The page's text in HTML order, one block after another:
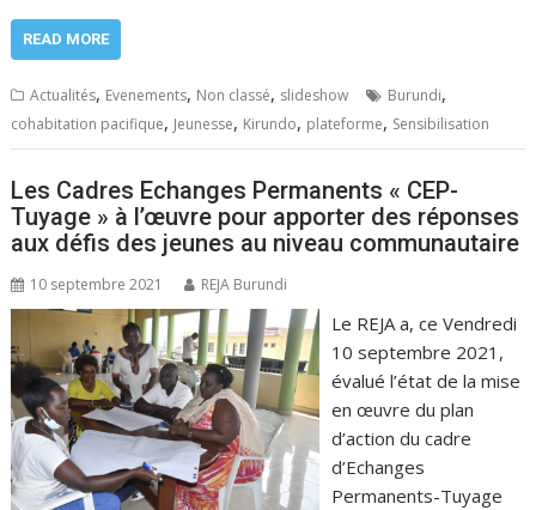
READ MORE
Actualités, Evenements, Non classé, slideshow Burundi,
cohabitation pacifique, Jeunesse, Kirundo, plateforme, Sensibilisation
Les Cadres Echanges Permanents « CEP-
Tuyage » à l’œuvre pour apporter des réponses
aux défis des jeunes au niveau communautaire
10 septembre 2021 REJA Burundi
Le REJA a, ce Vendredi
10 septembre 2021,
évalué l’état de la mise
en œuvre du plan
d’action du cadre
d’Echanges
Permanents-Tuyage